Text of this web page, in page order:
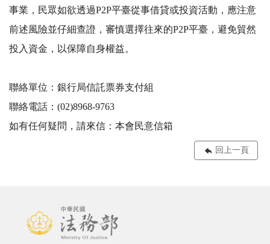
事業，民眾如欲透過P2P平臺從事借貸或投資活動，應注意
前述風險並仔細查證，審慎選擇往來的P2P平臺，避免貿然
投入資金，以保障自身權益。
聯絡單位：銀行局信託票券支付組
聯絡電話：(02)8968-9763
如有任何疑問，請來信：本會民意信箱
回上一頁